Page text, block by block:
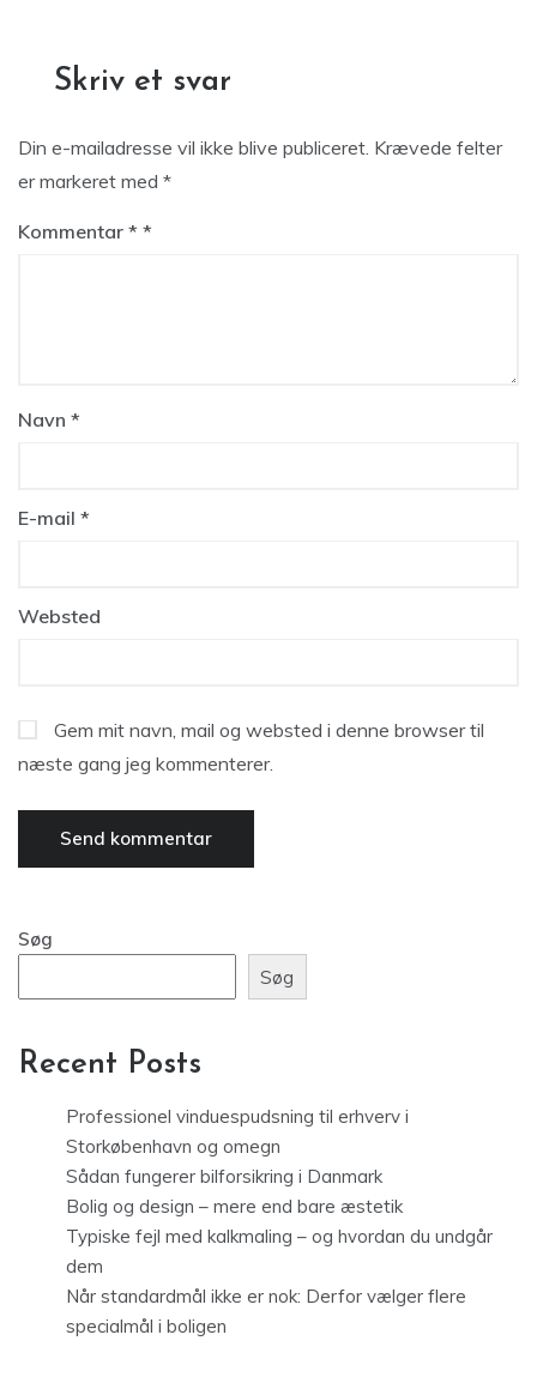
Skriv et svar
Din e-mailadresse vil ikke blive publiceret. Krævede felter
er markeret med *
Kommentar *
Navn *
E-mail *
Websted
Gem mit navn, mail og websted i denne browser til
næste gang jeg kommenterer.
Søg
Søg
Recent Posts
Professionel vinduespudsning til erhverv i
Storkøbenhavn og omegn
Sådan fungerer bilforsikring i Danmark
Bolig og design – mere end bare æstetik
Typiske fejl med kalkmaling – og hvordan du undgår
dem
Når standardmål ikke er nok: Derfor vælger flere
specialmål i boligen